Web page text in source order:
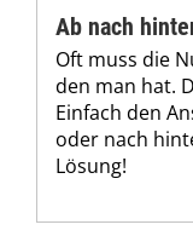
Ab nach
Oft muss die
den man hat.
Einfach den
oder nach
Lösung!